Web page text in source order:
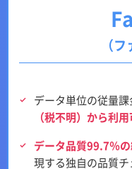
（
データ単位の従量
（税不明）から利
データ品質99.7％
現する独自の品質